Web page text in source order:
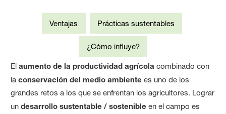
Ventajas Prácticas sustentables
¿Cómo influye?
Elaumento de la productividad agrícola combinado con
laconservación del medio ambiente es uno de los
grandes retos a los que se enfrentan los agricultores. Lograr
undesarrollo sustentable / sostenible en el campo es